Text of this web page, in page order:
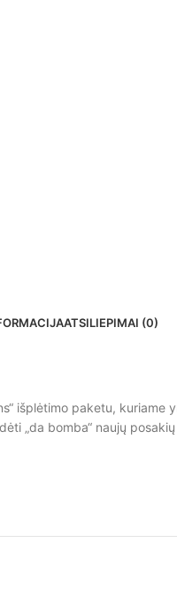
ATSILIEPIMAI (0)
išplėtimo paketu,
„da bomba“ naujų